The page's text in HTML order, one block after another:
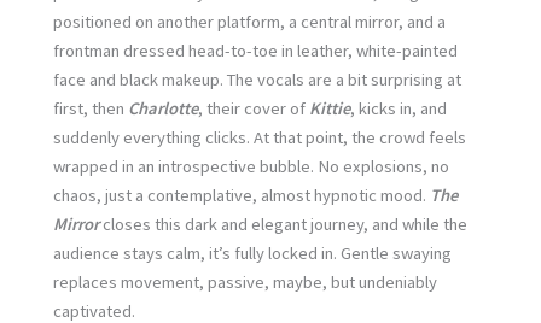
positioned on another platform, a central mirror, and a
frontman dressed head-to-toe in leather, white-painted
face and black makeup. The vocals are a bit surprising at
first, then Charlotte, their cover of Kittie, kicks in, and
suddenly everything clicks. At that point, the crowd feels
wrapped in an introspective bubble. No explosions, no
chaos, just a contemplative, almost hypnotic mood. The
Mirrorcloses this dark and elegant journey, and while the
audience stays calm, it’s fully locked in. Gentle swaying
replaces movement, passive, maybe, but undeniably
captivated.